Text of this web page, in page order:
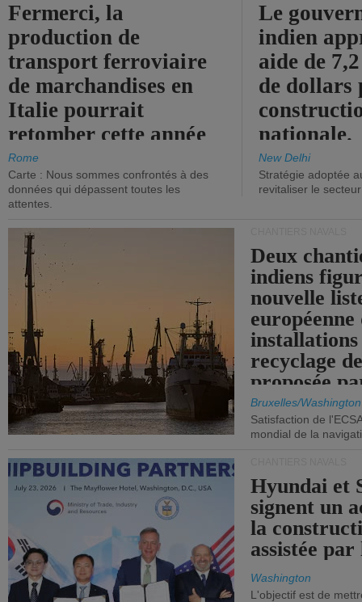
Fermerci, la
production de
transport ferroviaire
de marchandises en
Italie pourrait
retomber cette année
aux niveaux de 2015.
Rome
Carte : Nous sommes confrontés à des
données qui dépassent toutes les
attentes.
Le
indien
aide de
de dollars
nationale.
New Delhi
Stratégie adoptée
revitaliser le secteur
Deux
indiens
nouvelle
européenne
installations
recyclage
proposée
Bruxelles/Washington
Satisfaction de
mondial de la
Hyundai et
signent un
la
assistée
Washington
L'objectif est de